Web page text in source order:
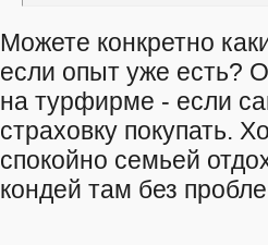
Можете конкретно
если опыт уже есть?
на турфирме - если
страховку покупать.
спокойно семьей
кондей там без